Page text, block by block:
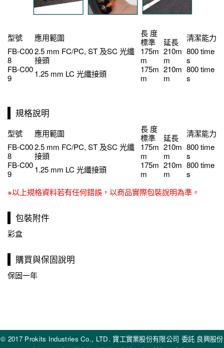
型號 應用範圍 長 度 清潔能力
標準
延長
FB-C00
8
2.5 mm FC/PC, ST 及SC 光纖
接頭
175m
m
210m
m
800 time
s
FB-C00
9
1.25 mm LC 光纖接頭
175m
m
210m
m
800 time
s
規格說明
型號 應用範圍 長 度 清潔能力
標準
延長
FB-C00
8
2.5 mm FC/PC, ST 及SC 光纖
接頭
175m
m
210m
m
800 time
s
FB-C00
9
1.25 mm LC 光纖接頭
175m
m
210m
m
800 time
s
※以上規格資料若有任何錯誤，以商品實際包裝說明為準。
包裝附件
彩盒
購買與保固說明
保固一年
© 2017 Prokits Industries Co., LTD. 寶工實業股份有限公司 委託 良興股份